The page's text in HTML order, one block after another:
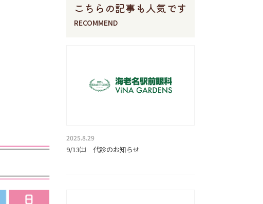
こちらの記事も人気です
RECOMMEND
2025.8.29
9/13㈯ 代診のお知らせ